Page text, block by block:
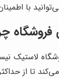
با
لاستیک
تا از